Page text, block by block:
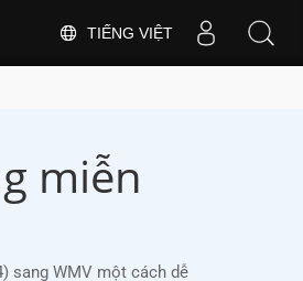
TIẾNG VIỆT
miễn
sang WMV một cách dễ